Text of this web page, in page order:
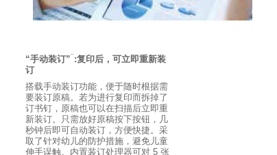
“手动装订”*:复印后，可立即重新装
订
搭载手动装订功能，便于随时根据需
要装订原稿。若为进行复印而拆掉了
订书钉，原稿也可以在扫描后立即重
新装订。只需放好原稿按下按钮，几
秒钟后即可自动装订，方便快捷。采
取了针对幼儿的防护措施，避免儿童
伸手误触。内置装订处理器可对 5 张